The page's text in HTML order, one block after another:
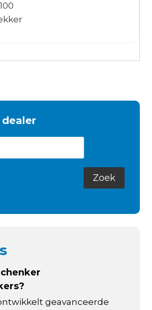
geavanceerde